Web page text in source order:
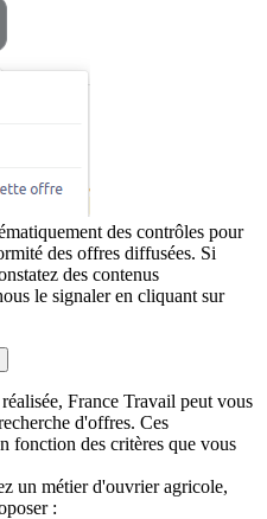
des contrôles pour
des offres diffusées. Si
des contenus
le signaler en cliquant sur
France Travail peut vous
d'offres. Ces
fonction des critères que vous
un métier d'ouvrier agricole,
: